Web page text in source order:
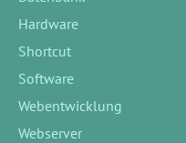
Hardware
Shortcut
Software
Webentwicklung
Webserver